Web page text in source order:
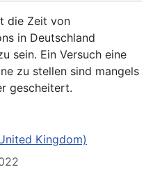
die Zeit von
in Deutschland
sein. Ein Versuch eine
zu stellen sind mangels
gescheitert.